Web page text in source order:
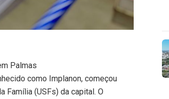
Palmas
como Implanon, começou
Família (USFs) da capital. O